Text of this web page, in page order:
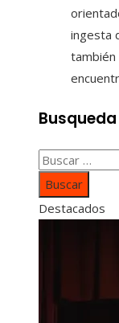
ingesta
también
Busqueda
Buscar:
Destacados